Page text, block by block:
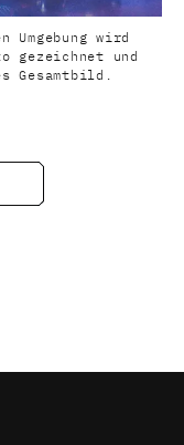
wird
gezeichnet und